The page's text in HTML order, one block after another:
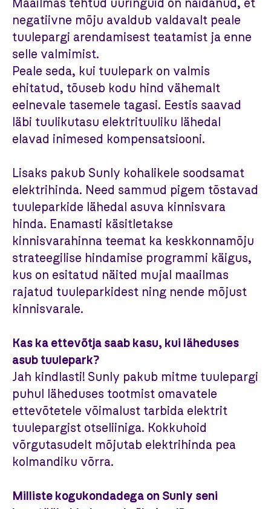
Maailmas tehtud uuringuid on näidanud, et
negatiivne mõju avaldub valdavalt peale
tuulepargi arendamisest teatamist ja enne
selle valmimist.
Peale seda, kui tuulepark on valmis
ehitatud, tõuseb kodu hind vähemalt
eelnevale tasemele tagasi. Eestis saavad
läbi tuulikutasu elektrituuliku lähedal
elavad inimesed kompensatsiooni.
Lisaks pakub Sunly kohalikele soodsamat
elektrihinda. Need sammud pigem tõstavad
tuuleparkide lähedal asuva kinnisvara
hinda. Enamasti käsitletakse
kinnisvarahinna teemat ka keskkonnamõju
strateegilise hindamise programmi käigus,
kus on esitatud näited mujal maailmas
rajatud tuuleparkidest ning nende mõjust
kinnisvarale.
Kas ka ettevõtja saab kasu, kui läheduses
asub tuulepark?
Jah kindlasti! Sunly pakub mitme tuulepargi
puhul läheduses tootmist omavatele
ettevõtetele võimalust tarbida elektrit
tuulepargist otseliiniga. Kokkuhoid
võrgutasudelt mõjutab elektrihinda pea
kolmandiku võrra.
Milliste kogukondadega on Sunly seni